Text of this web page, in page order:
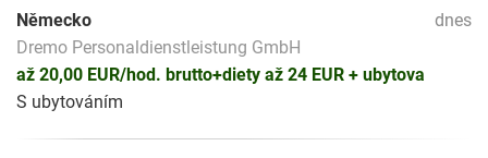
dnes
Německo
Dremo Personaldienstleistung GmbH
až 20,00 EUR/hod. brutto+diety až 24 EUR + ubytova
S ubytováním